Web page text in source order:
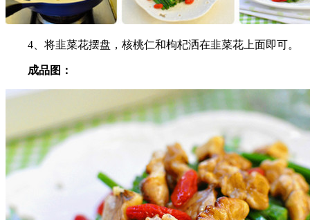
4、将韭菜花摆盘，核桃仁和枸杞洒在韭菜花上面即可。
成品图：